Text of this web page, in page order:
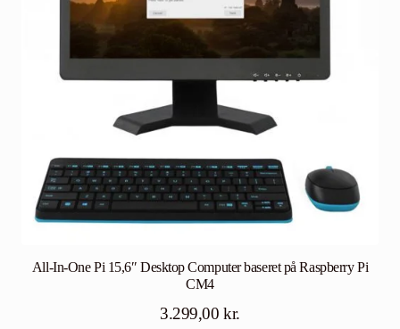
All-In-One Pi 15,6″ Desktop Computer baseret på Raspberry Pi
CM4
3.299,00kr.